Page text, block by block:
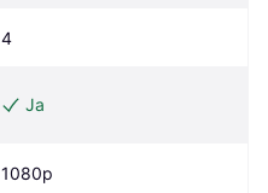
4
Ja
1080p